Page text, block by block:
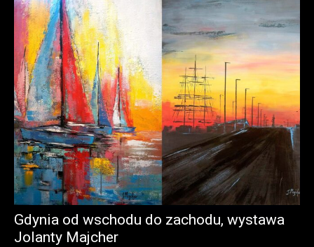
Gdynia od wschodu do zachodu, wystawa
Jolanty Majcher